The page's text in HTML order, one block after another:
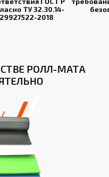
ТУ 32.30.14-
29927522-2018
РОЛЛ-МАТА